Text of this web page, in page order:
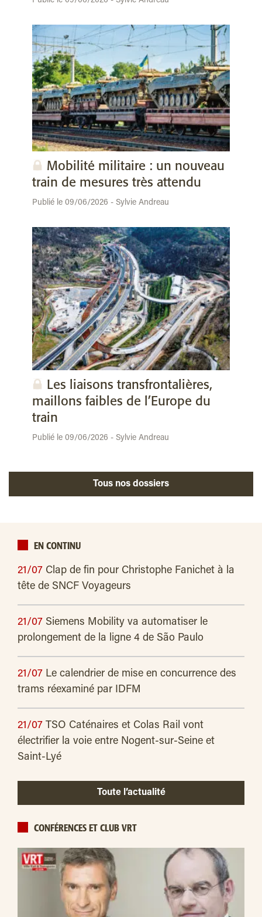
Mobilité militaire : un nouveau
train de mesures très attendu
Publié le 09/06/2026 - Sylvie Andreau
Les liaisons transfrontalières,
maillons faibles de l’Europe du
train
Publié le 09/06/2026 - Sylvie Andreau
Tous nos dossiers
EN CONTINU
21/07 Clap de fin pour Christophe Fanichet à la
tête de SNCF Voyageurs
21/07 Siemens Mobility va automatiser le
prolongement de la ligne 4 de São Paulo
21/07 Le calendrier de mise en concurrence des
trams réexaminé par IDFM
21/07 TSO Caténaires et Colas Rail vont
électrifier la voie entre Nogent-sur-Seine et
Saint-Lyé
Toute l’actualité
CONFÉRENCES ET CLUB VRT